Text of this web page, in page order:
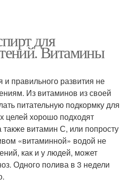
для
Витамины
правильного развития не
Из витаминов из своей
питательную подкормку для
целей хорошо подходят
витамин С, или попросту
«витаминной» водой не
как и у людей, может
Одного полива в 3 недели